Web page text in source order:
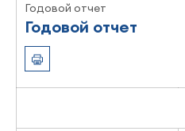
Годовой отчет
Годовой отчет